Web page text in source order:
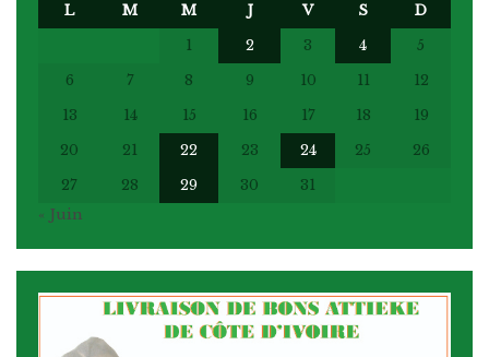
L M M J V S
D
1
2 3 4
5
6
7 8 9 10 11
12
13
14 15 16 17 18
19
20
21 22 23 24 25
26
27
28 29 30
31
« Juin